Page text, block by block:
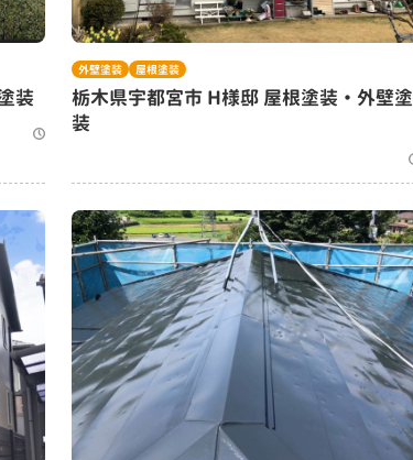
装
外壁塗装 屋根塗装
栃木県宇都宮市 H様邸 屋根塗装・外壁塗
装